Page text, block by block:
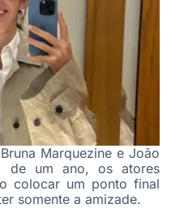
Marquezine e João
de um ano, os atores
colocar um ponto final
somente a amizade.